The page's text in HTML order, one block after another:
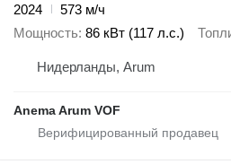
2024
573 м/ч
Мощность 86 кВт (117 л.с.)
Нидерланды, Arum
Anema Arum VOF